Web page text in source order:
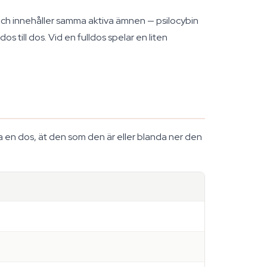
innehåller samma aktiva ämnen — psilocybin
till dos. Vid en fulldos spelar en liten
dos, ät den som den är eller blanda ner den